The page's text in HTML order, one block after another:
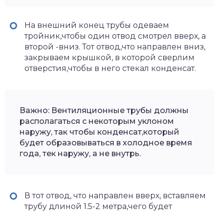
На внешний конец трубы одеваем
тройник,чтобы один отвод смотрел вверх, а
второй -вниз. Тот отвод,что направлен вниз,
закрываем крышкой, в которой сверлим
отверстия,чтобы в него стекал конденсат.
Важно: Вентиляционные трубы должны
располагаться с некоторым уклоном
наружу, так чтобы конденсат,который
будет образовываться в холодное время
года, тек наружу, а не внутрь.
В тот отвод, что направлен вверх, вставляем
трубу длиной 1.5-2 метра,чего будет